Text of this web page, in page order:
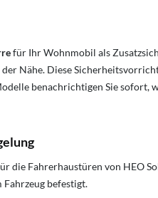
für Ihr Wohnmobil als
Nähe. Diese
benachrichtigen Sie sofort,
die Fahrerhaustüren von HEO
befestigt.